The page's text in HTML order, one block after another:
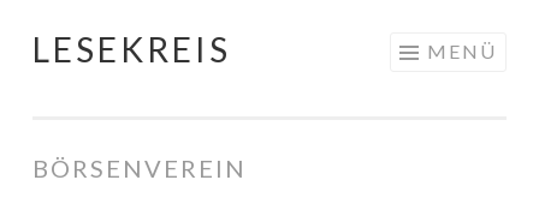
Springe
LESEKREIS MENÜ
BÖRSENVEREIN